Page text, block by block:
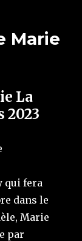
Marie
La
2023
qui fera
dans le
Marie
par